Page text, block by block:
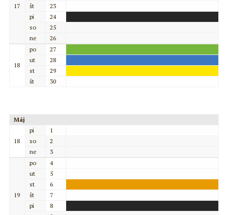
17
št
23
pi
24
so
25
ne
26
18
po
27
ut
28
st
29
št
30
Máj
18
pi
1
so
2
ne
3
19
po
4
ut
5
st
6
št
7
pi
8